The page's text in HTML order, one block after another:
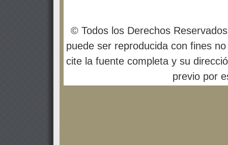
© Todos los Derechos
puede ser reproducida con fines
cite la fuente completa y su
previo por